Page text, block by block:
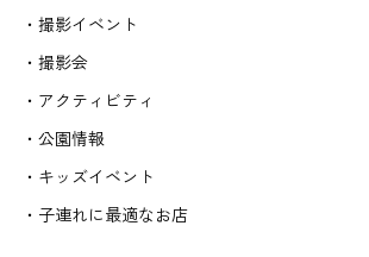
・撮影イベント
・撮影会
・アクティビティ
・公園情報
・キッズイベント
・子連れに最適なお店